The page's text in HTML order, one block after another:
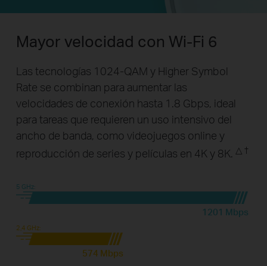
Mayor velocidad con Wi-Fi 6
Las tecnologías 1024-QAM y Higher Symbol
Rate se combinan para aumentar las
velocidades de conexión hasta 1.8 Gbps, ideal
para tareas que requieren un uso intensivo del
ancho de banda, como videojuegos online y
reproducción de series y películas en 4K y 8K. △ †
5 GHz:
1201 Mbps
2,4 GHz:
574 Mbps